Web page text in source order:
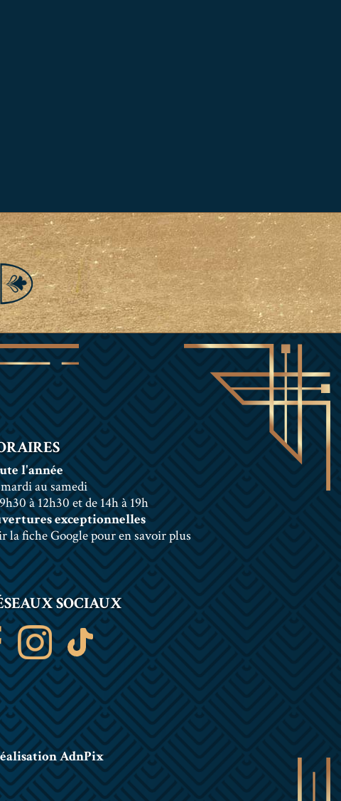
l'année
au samedi
à 12h30 et de 14h à 19h
exceptionnelles
la fiche Google pour en savoir plus
SOCIAUX
AdnPix